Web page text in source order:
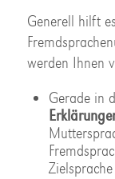
Generell hilft
werden Ihnen
Gerade in